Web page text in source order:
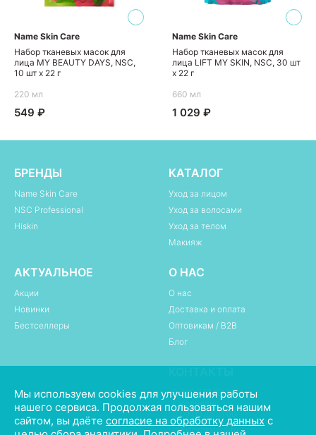
Name Skin Care
Набор тканевых масок для
лица MY BEAUTY DAYS, NSC,
10 шт х 22 г
220 мл
549 ₽
Name Skin Care
Набор тканевых масок для
лица LIFT MY SKIN, NSC, 30 шт
х 22 г
660 мл
1 029 ₽
БРЕНДЫ
Name Skin Care
NSC Professional
Hiskin
КАТАЛОГ
Уход за лицом
Уход за волосами
Уход за телом
Макияж
АКТУАЛЬНОЕ
Акции
Новинки
Бестселлеры
О НАС
О нас
Доставка и оплата
Оптовикам / B2B
Блог
8 800 777 02 50
Ежедневно
с 09:00 до 21:00
info@vdkshop.ru
Мы используем cookies для улучшения работы
нашего сервиса. Продолжая пользоваться нашим
сайтом, вы даёте согласие на обработку данных с